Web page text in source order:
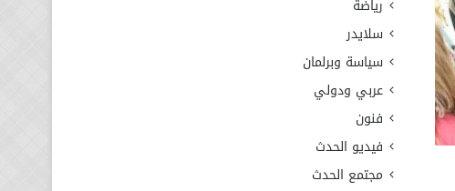
رياضة
سلايدر
سياسة وبرلمان
عربي ودولي
فنون
فيديو الحدث
مجتمع الحدث